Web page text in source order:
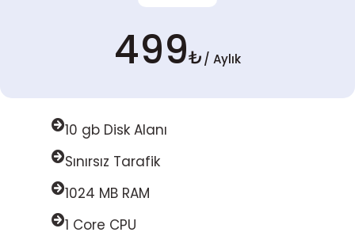
499₺/ Aylık
10 gb Disk Alanı
Sınırsız Tarafik
1024 MB RAM
1 Core CPU